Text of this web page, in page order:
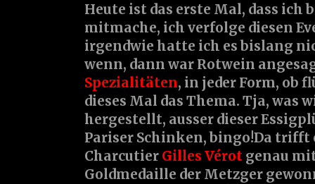
Heute ist das erste Mal, dass ich
mitmache, ich verfolge diesen
irgendwie hatte ich es bislang
wenn, dann war Rotwein
Spezialitäten, in jeder Form, ob
dieses Mal das Thema. Tja, was
hergestellt, ausser dieser
Pariser Schinken, bingo!Da trifft
Charcutier Gilles Vérot genau
Goldmedaille der Metzger